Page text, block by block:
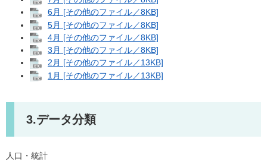
6月 [その他のファイル／8KB]
5月 [その他のファイル／8KB]
4月 [その他のファイル／8KB]
3月 [その他のファイル／8KB]
2月 [その他のファイル／13KB]
1月 [その他のファイル／13KB]
3.データ分類
人口・統計